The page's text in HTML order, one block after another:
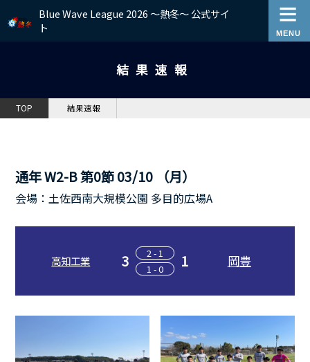
Blue Wave League 2026 ～熱冬～ 公式サイ
ト
結果速報
TOP 結果速報
通年 W2-B 第0節 03/10 （月）
会場：土佐西南大規模公園 多目的広場A
高知工業 3
2 - 1
1 - 0
1 岡豊